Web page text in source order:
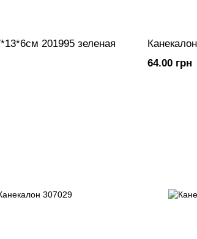
201995 зеленая
64.00 грн